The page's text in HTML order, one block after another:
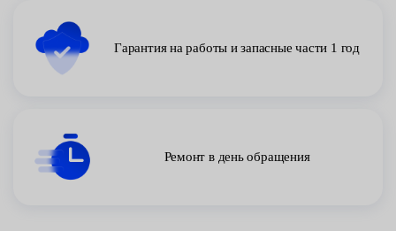
Гарантия на работы и запасные части 1 год
Ремонт в день обращения